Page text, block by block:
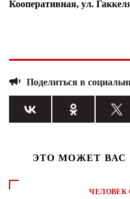
Кооперативная, ул.
Поделиться в
ЭТО МОЖЕТ ВАС
ЧЕЛОВЕК